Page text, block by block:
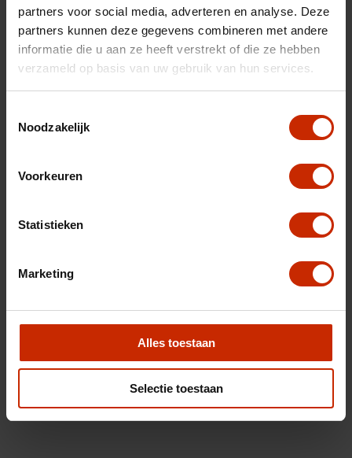
partners voor social media, adverteren en analyse. Deze
partners kunnen deze gegevens combineren met andere
informatie die u aan ze heeft verstrekt of die ze hebben
verzameld op basis van uw gebruik van hun services.
Noodzakelijk
Voorkeuren
Statistieken
Marketing
Alles toestaan
Selectie toestaan